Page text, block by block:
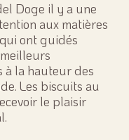
Doge il y a une
aux matières
ont guidés
la hauteur des
Les biscuits au
le plaisir